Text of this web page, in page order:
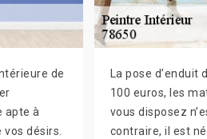
de
apte à
désirs.
La pose d’enduit
100 euros, les
vous disposez
contraire, il est